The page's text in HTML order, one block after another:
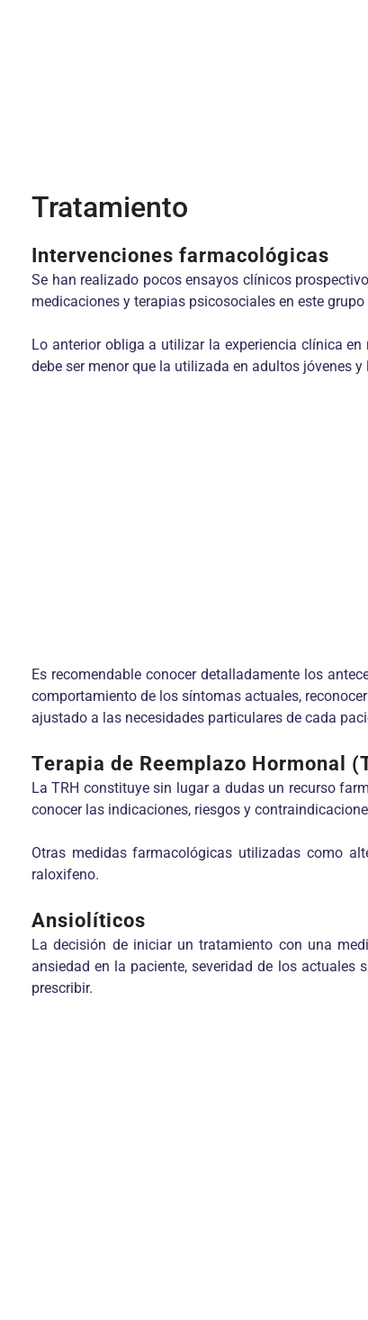
Tratamiento
Intervenciones farmacológicas
Se han realizado pocos ensayos clínicos
medicaciones y terapias psicosociales en este grupo
Lo anterior obliga a utilizar la experiencia clínica
debe ser menor que la utilizada en adultos jóvenes
Es recomendable conocer detalladamente los
comportamiento de los síntomas actuales,
ajustado a las necesidades particulares de cada
Terapia de Reemplazo Hormonal
La TRH constituye sin lugar a dudas un recurso
conocer las indicaciones, riesgos y
Otras medidas farmacológicas utilizadas como
raloxifeno.
Ansiolíticos
La decisión de iniciar un tratamiento con una
ansiedad en la paciente, severidad de los
prescribir.